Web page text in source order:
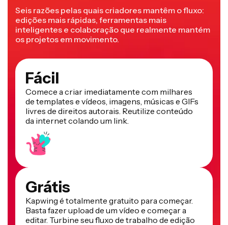
Seis razões pelas quais criadores mantêm o fluxo:
edições mais rápidas, ferramentas mais
inteligentes e colaboração que realmente mantém
os projetos em movimento.
Fácil
Comece a criar imediatamente com milhares
de templates e vídeos, imagens, músicas e GIFs
livres de direitos autorais. Reutilize conteúdo
da internet colando um link.
Grátis
Kapwing é totalmente gratuito para começar.
Basta fazer upload de um vídeo e começar a
editar. Turbine seu fluxo de trabalho de edição